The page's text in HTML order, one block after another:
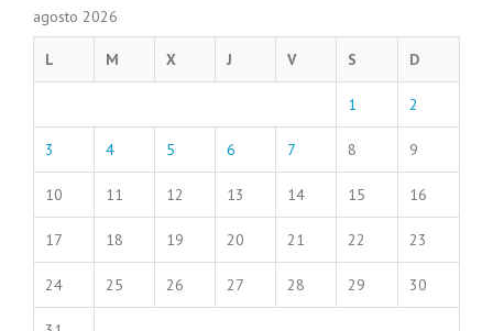
agosto 2026
L M X J V S D
1 2
3 4 5 6 7 8 9
10 11 12 13 14 15 16
17 18 19 20 21 22 23
24 25 26 27 28 29 30